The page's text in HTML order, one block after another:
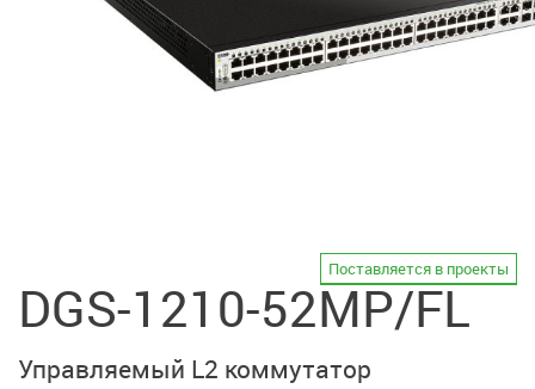
DGS-1210-52MP/FL
Поставляется в проекты
Управляемый L2 коммутатор